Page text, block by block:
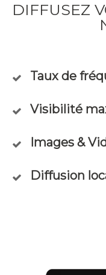
DIFFUSEZ
Taux de
Visibilité
Images &
Diffusion